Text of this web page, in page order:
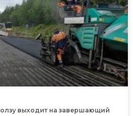
выходит на завершающий